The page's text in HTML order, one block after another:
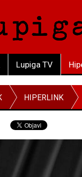
Lupiga TV
HIPERLINK